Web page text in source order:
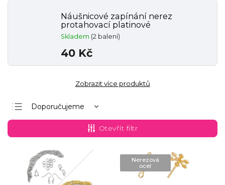
Náušnicové zapínání nerez
protahovací platinové
Skladem (2 balení)
40 Kč
Zobrazit více produktů
Doporučujeme
Nejlevnější
Nejdražší
Nejprodávanější
Abecedně
Otevřít filtr
Nerezová
ocel